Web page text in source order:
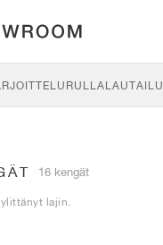
RULLALAUTAILU
16 kengät
lajin.